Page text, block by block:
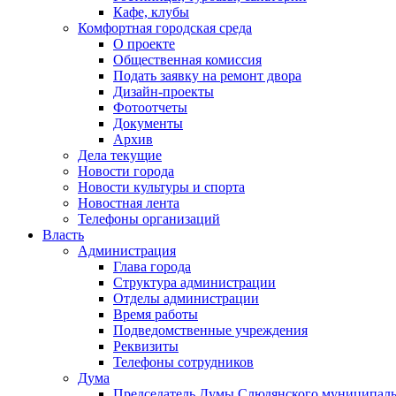
Кафе, клубы
Комфортная городская среда
О проекте
Общественная комиссия
Подать заявку на ремонт двора
Дизайн-проекты
Фотоотчеты
Документы
Архив
Дела текущие
Новости города
Новости культуры и спорта
Новостная лента
Телефоны организаций
Власть
Администрация
Глава города
Структура администрации
Отделы администрации
Время работы
Подведомственные учреждения
Реквизиты
Телефоны сотрудников
Дума